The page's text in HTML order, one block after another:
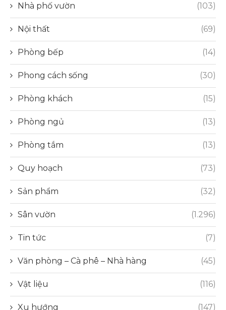
Nhà phố vườn (103)
Nội thất (69)
Phòng bếp (14)
Phong cách sống (30)
Phòng khách (15)
Phòng ngủ (13)
Phòng tắm (13)
Quy hoạch (73)
Sản phẩm (32)
Sân vườn (1.296)
Tin tức (7)
Văn phòng – Cà phê – Nhà hàng (45)
Vật liệu (116)
Xu hướng (147)